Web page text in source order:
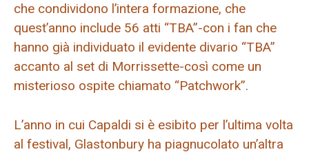
che condividono l’intera formazione, che
quest’anno include 56 atti “TBA”-con i fan che
hanno già individuato il evidente divario “TBA”
accanto al set di Morrissette-così come un
misterioso ospite chiamato “Patchwork”.
L’anno in cui Capaldi si è esibito per l’ultima volta
al festival, Glastonbury ha piagnucolato un’altra